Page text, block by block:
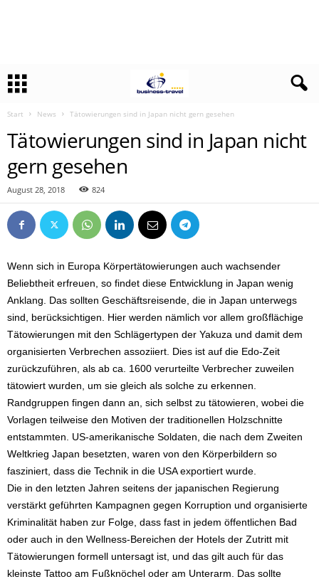
Start News Tätowierungen sind in Japan nicht gern gesehen
Tätowierungen sind in Japan nicht
gern gesehen
August 28, 2018 824
Wenn sich in Europa Körpertätowierungen auch wachsender
Beliebtheit erfreuen, so findet diese Entwicklung in Japan wenig
Anklang. Das sollten Geschäftsreisende, die in Japan unterwegs
sind, berücksichtigen. Hier werden nämlich vor allem großflächige
Tätowierungen mit den Schlägertypen der Yakuza und damit dem
organisierten Verbrechen assoziiert. Dies ist auf die Edo-Zeit
zurückzuführen, als ab ca. 1600 verurteilte Verbrecher zuweilen
tätowiert wurden, um sie gleich als solche zu erkennen.
Randgruppen fingen dann an, sich selbst zu tätowieren, wobei die
Vorlagen teilweise den Motiven der traditionellen Holzschnitte
entstammten. US-amerikanische Soldaten, die nach dem Zweiten
Weltkrieg Japan besetzten, waren von den Körperbildern so
fasziniert, dass die Technik in die USA exportiert wurde.
Die in den letzten Jahren seitens der japanischen Regierung
verstärkt geführten Kampagnen gegen Korruption und organisierte
Kriminalität haben zur Folge, dass fast in jedem öffentlichen Bad
oder auch in den Wellness-Bereichen der Hotels der Zutritt mit
Tätowierungen formell untersagt ist, und das gilt auch für das
kleinste Tattoo am Fußknöchel oder am Unterarm. Das sollte